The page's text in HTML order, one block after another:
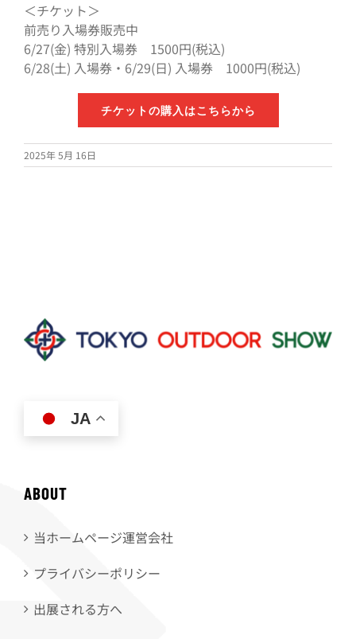
＜チケット＞
前売り入場券販売中
6/27(金) 特別入場券 1500円(税込)
6/28(土) 入場券・6/29(日) 入場券 1000円(税込)
チケットの購入はこちらから
2025年 5月 16日
JA
ABOUT
当ホームページ運営会社
プライバシーポリシー
出展される方へ